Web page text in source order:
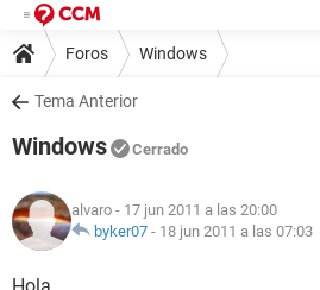
Foros Windows
Tema Anterior
Windows Cerrado
alvaro - 17 jun 2011 a las 20:00
byker07 - 18 jun 2011 a las 07:03